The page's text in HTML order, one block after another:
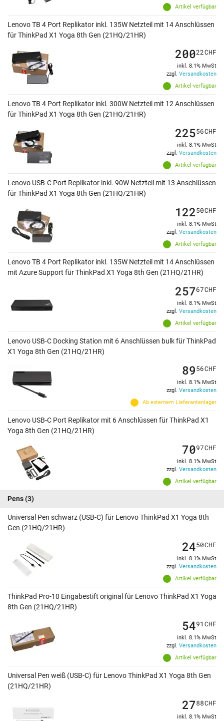
Artikel verfügbar
Lenovo TB 4 Port Replikator inkl. 135W Netzteil mit 14 Anschlüssen
für ThinkPad X1 Yoga 8th Gen (21HQ/21HR)
Artikel verfügbar
20022CHF
inkl. 8.1% MwSt
zzgl. Versandkosten
Lenovo TB 4 Port Replikator inkl. 300W Netzteil mit 12 Anschlüssen
für ThinkPad X1 Yoga 8th Gen (21HQ/21HR)
Artikel verfügbar
22556CHF
inkl. 8.1% MwSt
zzgl. Versandkosten
Lenovo USB-C Port Replikator inkl. 90W Netzteil mit 13 Anschlüssen
für ThinkPad X1 Yoga 8th Gen (21HQ/21HR)
Artikel verfügbar
12250CHF
inkl. 8.1% MwSt
zzgl. Versandkosten
Lenovo TB 4 Port Replikator inkl. 135W Netzteil mit 14 Anschlüssen
mit Azure Support für ThinkPad X1 Yoga 8th Gen (21HQ/21HR)
Artikel verfügbar
25767CHF
inkl. 8.1% MwSt
zzgl. Versandkosten
Lenovo USB-C Docking Station mit 6 Anschlüssen bulk für ThinkPad
X1 Yoga 8th Gen (21HQ/21HR)
Ab externem Lieferantenlager
8956CHF
inkl. 8.1% MwSt
zzgl. Versandkosten
Lenovo USB-C Port Replikator mit 6 Anschlüssen für ThinkPad X1
Yoga 8th Gen (21HQ/21HR)
Artikel verfügbar
7097CHF
inkl. 8.1% MwSt
zzgl. Versandkosten
Pens(3)
Universal Pen schwarz (USB-C) für Lenovo ThinkPad X1 Yoga 8th
Gen (21HQ/21HR)
Artikel verfügbar
2450CHF
inkl. 8.1% MwSt
zzgl. Versandkosten
ThinkPad Pro-10 Eingabestift original für Lenovo ThinkPad X1 Yoga
8th Gen (21HQ/21HR)
Artikel verfügbar
5491 CHF
inkl. 8.1% MwSt
zzgl. Versandkosten
Universal Pen weiß (USB-C) für Lenovo ThinkPad X1 Yoga 8th Gen
(21HQ/21HR)
2788CHF
inkl. 8.1% MwSt